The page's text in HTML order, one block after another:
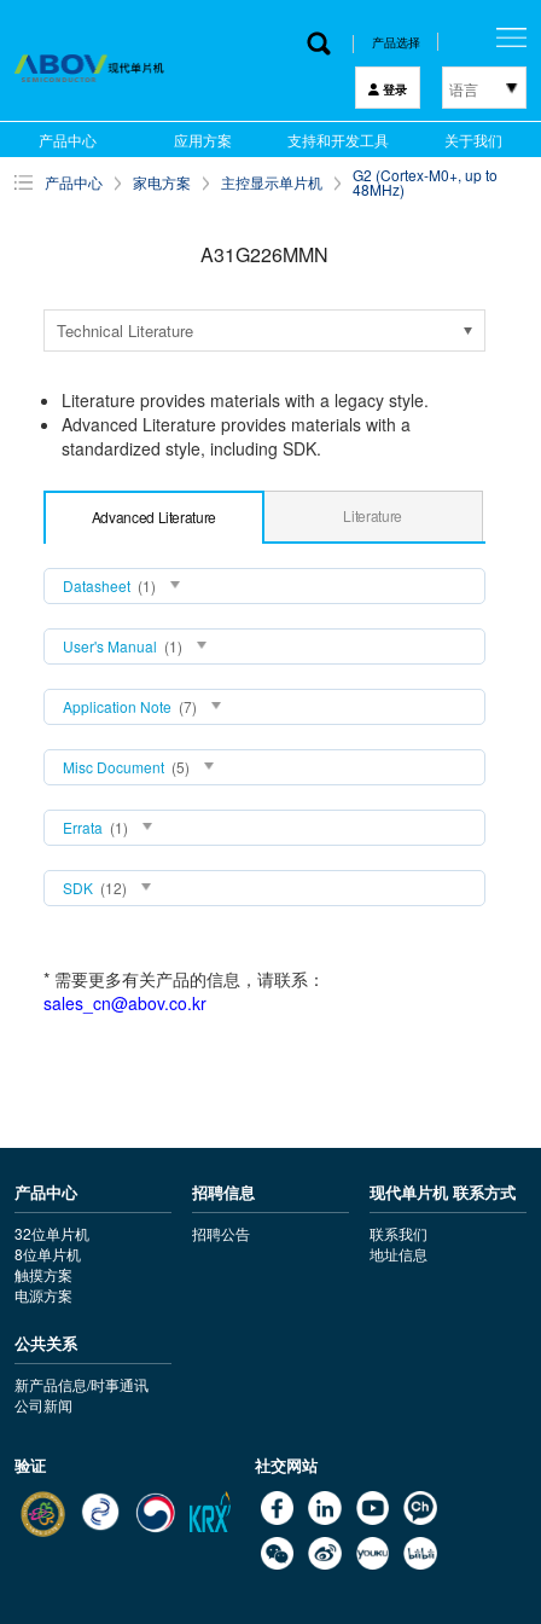
产品选择
登录 语言
한국어
English
中文
产品中心 应用方案 支持和开发工具 关于我们
产品中心 家电方案 主控显示单片机 G2 (Cortex-M0+, up to
48MHz)
A31G226MMN
Technical Literature
Literature provides materials with a legacy style.
Advanced Literature provides materials with a
standardized style, including SDK.
Advanced Literature Literature
Datasheet (1)
User's Manual (1)
Application Note (7)
Misc Document (5)
Errata (1)
SDK (12)
* 需要更多有关产品的信息，请联系：
sales_cn@abov.co.kr
产品中心
32位单片机
8位单片机
触摸方案
电源方案
招聘信息
招聘公告
现代单片机 联系方式
联系我们
地址信息
公共关系
新产品信息/时事通讯
公司新闻
验证 社交网站